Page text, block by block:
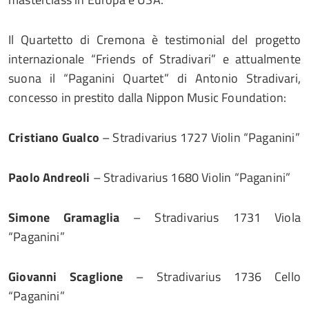
Il Quartetto di Cremona è testimonial del progetto
internazionale “Friends of Stradivari” e attualmente
suona il “Paganini Quartet” di Antonio Stradivari,
concesso in prestito dalla Nippon Music Foundation:
Cristiano Gualco – Stradivarius 1727 Violin “Paganini”
Paolo Andreoli – Stradivarius 1680 Violin “Paganini”
Simone Gramaglia – Stradivarius 1731 Viola
“Paganini”
Giovanni Scaglione – Stradivarius 1736 Cello
“Paganini”